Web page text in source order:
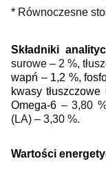
* Równoczesne
Składniki
surowe – 2 %,
wapń – 1,2 %,
kwasy tłuszczowe
Omega-6 – 3,80
(LA) – 3,30 %.
Wartości